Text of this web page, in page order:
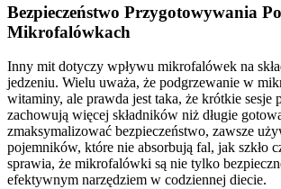
Bezpieczeństwo Przygotowywania
Mikrofalówkach
Inny mit dotyczy wpływu mikrofalówek na
jedzeniu. Wielu uważa, że podgrzewanie w
witaminy, ale prawda jest taka, że krótkie sesje
zachowują więcej składników niż długie
zmaksymalizować bezpieczeństwo, zawsze
pojemników, które nie absorbują fal, jak szkło
sprawia, że mikrofalówki są nie tylko
efektywnym narzędziem w codziennej diecie.